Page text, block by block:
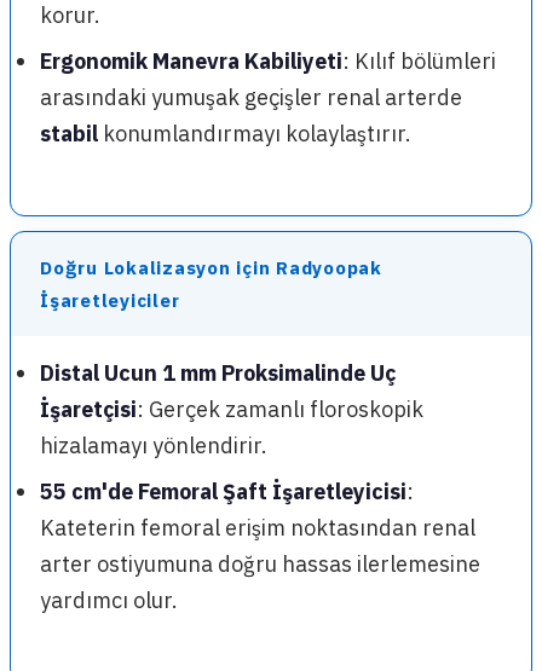
korur.
Ergonomik Manevra Kabiliyeti: Kılıf bölümleri
arasındaki yumuşak geçişler renal arterde
stabil konumlandırmayı kolaylaştırır.
Doğru Lokalizasyon için Radyoopak
İşaretleyiciler
Distal Ucun 1 mm Proksimalinde Uç
İşaretçisi: Gerçek zamanlı floroskopik
hizalamayı yönlendirir.
55 cm'de Femoral Şaft İşaretleyicisi:
Kateterin femoral erişim noktasından renal
arter ostiyumuna doğru hassas ilerlemesine
yardımcı olur.